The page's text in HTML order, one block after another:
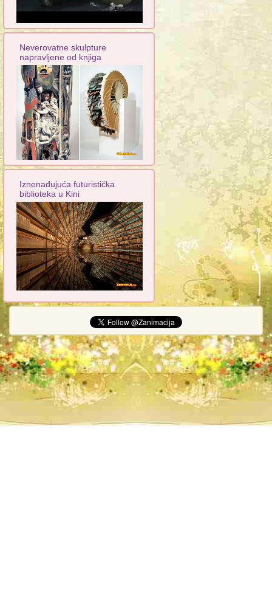
Neverovatne skulpture
napravljene od knjiga
Iznenađujuća futuristička
biblioteka u Kini